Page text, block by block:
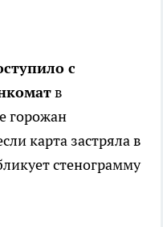
с
в
горожан
карта застряла в
стенограмму